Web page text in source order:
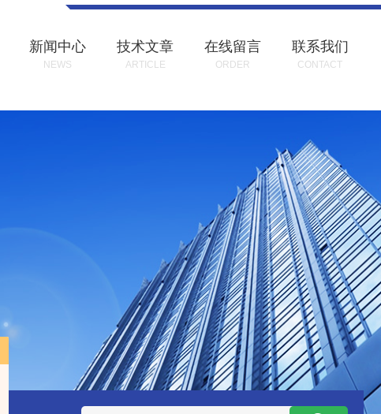
新闻中心
NEWS
技术文章
ARTICLE
在线留言
ORDER
联系我们
CONTACT